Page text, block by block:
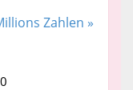
Zahlen »